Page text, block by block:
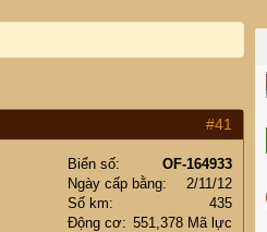
#41
Biển số
OF-164933
Ngày cấp bằng
2/11/12
Số km
435
Động cơ
551,378 Mã lực